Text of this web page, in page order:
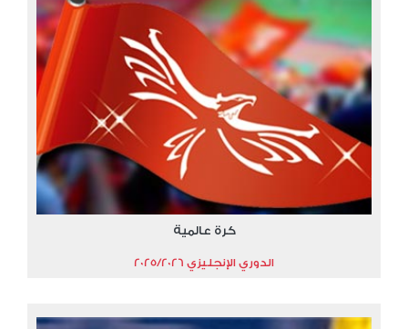
كرة عالمية
الدوري الإنجليزي 2025/2026